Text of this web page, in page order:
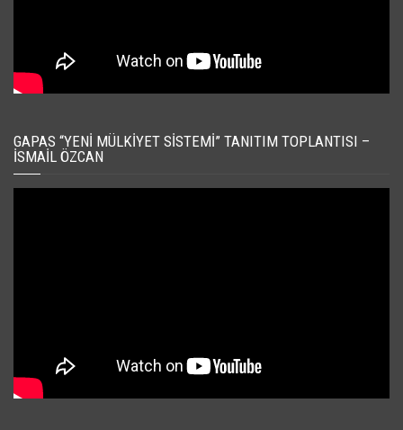
GAPAS “YENI MÜLKIYET SISTEMI” TANITIM TOPLANTISI –
İSMAIL ÖZCAN